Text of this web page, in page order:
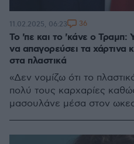
To 'πε και το 'κάνε ο Τραμπ:
να απαγορεύσει τα χάρτινα
στα πλαστικά
«Δεν νομίζω ότι το
πολύ τους καρχαρίες
μασουλάνε μέσα στον
11.02.2025, 06:23 36